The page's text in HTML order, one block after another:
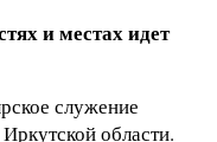
и местах идет
служение
области.